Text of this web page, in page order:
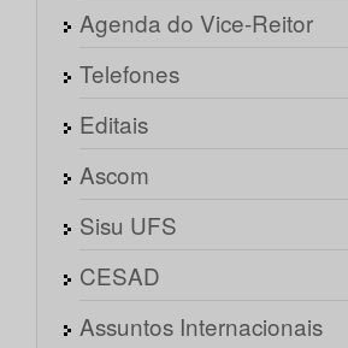
Agenda do Vice-Reitor
Telefones
Editais
Ascom
Sisu UFS
CESAD
Assuntos Internacionais